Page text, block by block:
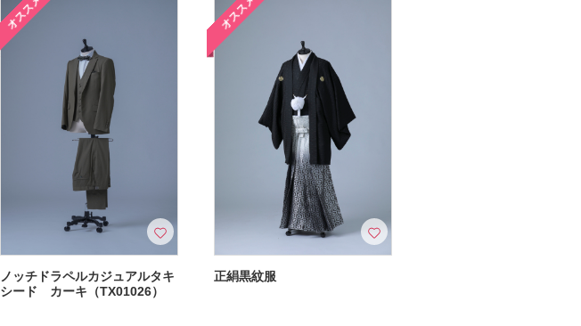
オススメ
ノッチドラペルカジュアルタキ
シード カーキ（TX01026）
オススメ
正絹黒紋服